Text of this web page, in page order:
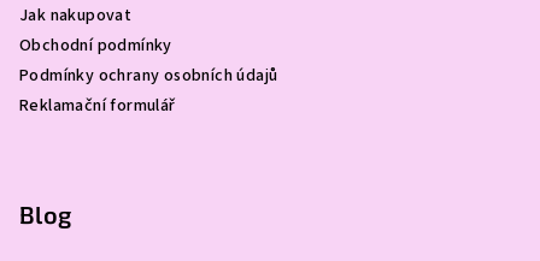
Jak nakupovat
Obchodní podmínky
Podmínky ochrany osobních údajů
Reklamační formulář
Blog